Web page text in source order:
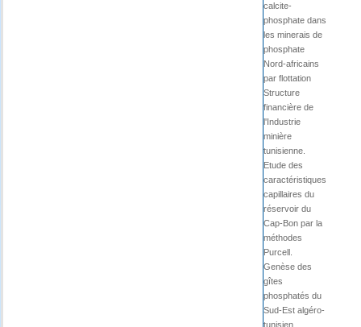
calcite-
phosphate dans
les minerais de
phosphate
Nord-africains
par flottation
Structure
financière de
l'Industrie
minière
tunisienne.
Etude des
caractéristiques
capillaires du
réservoir du
Cap-Bon par la
méthodes
Purcell.
Genèse des
gîtes
phosphatés du
Sud-Est algéro-
tunisien.